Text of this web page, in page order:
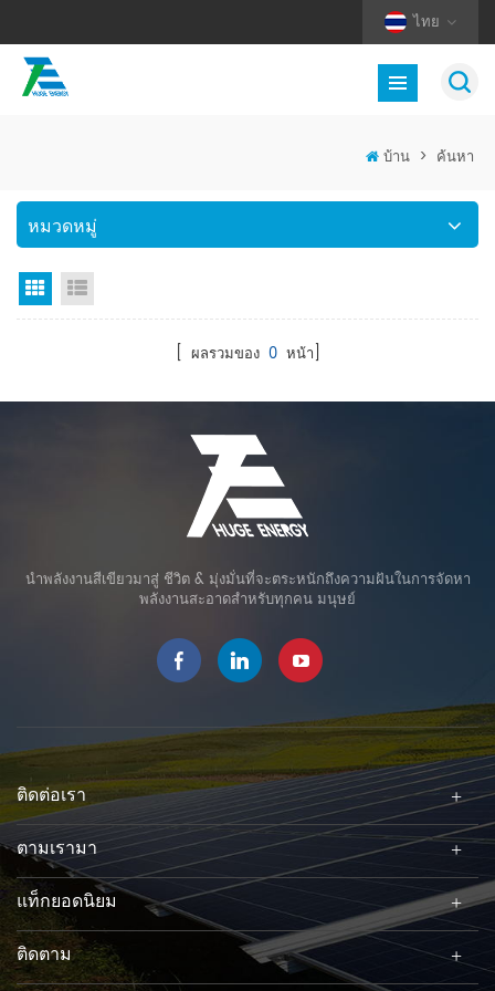
ไทย
บ้าน > ค้นหา
หมวดหมู่
มุมมองตาราง
[ ผลรวมของ 0หน้า]
นำพลังงานสีเขียวมาสู่ ชีวิต & มุ่งมั่นที่จะตระหนักถึงความฝันในการจัดหา
พลังงานสะอาดสำหรับทุกคน มนุษย์
ติดต่อเรา
ตามเรามา
แท็กยอดนิยม
ติดตาม